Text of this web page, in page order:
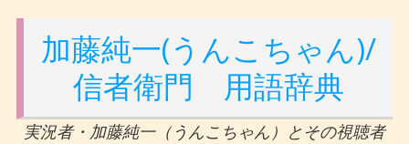
加藤純一(うんこちゃん)/
信者衛門 用語辞典
実況者・加藤純一（うんこちゃん）とその視聴者